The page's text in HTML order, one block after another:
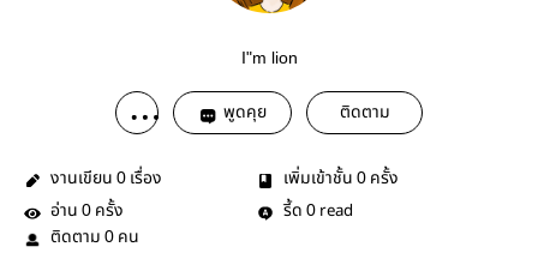
I"m lion
พูดคุย ติดตาม
งานเขียน 0 เรื่อง เพิ่มเข้าชั้น 0 ครั้ง
อ่าน 0 ครั้ง รี้ด 0 read
ติดตาม 0 คน